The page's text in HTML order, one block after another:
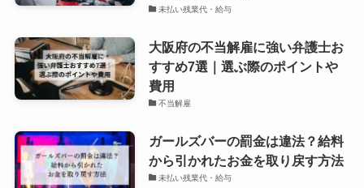
未払い残業代・給与
大阪府の不当解雇に強い弁護士お
すすめ7選｜選ぶ際のポイントや
費用
不当解雇
ガールズバーの罰金は違法？給料
から引かれたお金を取り戻す方法
未払い残業代・給与